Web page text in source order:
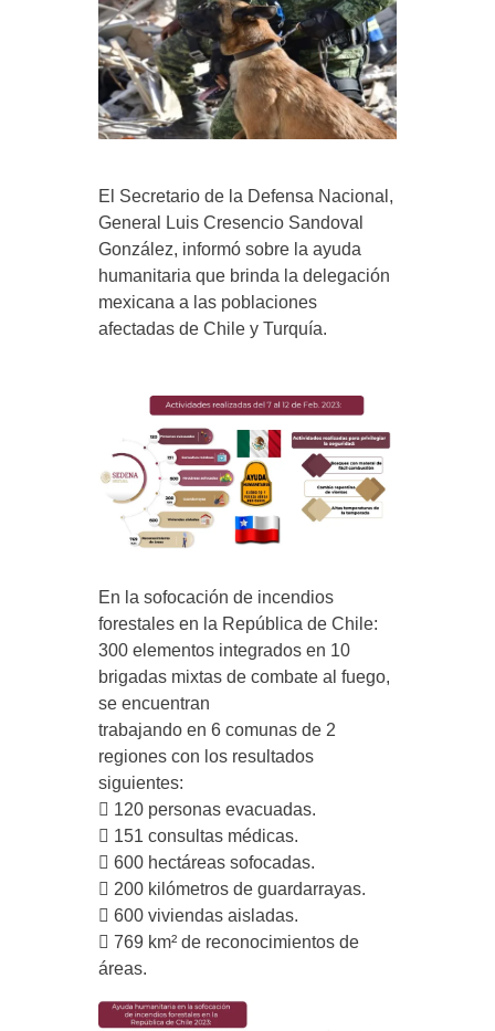
El Secretario de la Defensa Nacional,
General Luis Cresencio Sandoval
González, informó sobre la ayuda
humanitaria que brinda la delegación
mexicana a las poblaciones
afectadas de Chile y Turquía.
En la sofocación de incendios
forestales en la República de Chile:
300 elementos integrados en 10
brigadas mixtas de combate al fuego,
se encuentran
trabajando en 6 comunas de 2
regiones con los resultados
siguientes:
 120 personas evacuadas.
 151 consultas médicas.
 600 hectáreas sofocadas.
 200 kilómetros de guardarrayas.
 600 viviendas aisladas.
 769 km² de reconocimientos de
áreas.